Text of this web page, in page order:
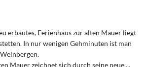
erbautes, Ferienhaus zur alten Mauer liegt
In nur wenigen Gehminuten ist man
Mauer zeichnet sich durch seine neue,...